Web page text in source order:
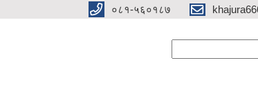
०८१-५६०१८७